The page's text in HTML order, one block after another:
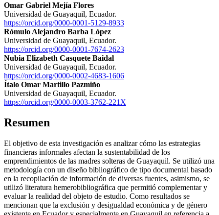
Omar Gabriel Mejía Flores
Universidad de Guayaquil, Ecuador.
https://orcid.org/0000-0001-5129-8933
Rómulo Alejandro Barba López
Universidad de Guayaquil, Ecuador.
https://orcid.org/0000-0001-7674-2623
Nubia Elizabeth Casquete Baidal
Universidad de Guayaquil, Ecuador.
https://orcid.org/0000-0002-4683-1606
Ítalo Omar Martillo Pazmiño
Universidad de Guayaquil, Ecuador.
https://orcid.org/0000-0003-3762-221X
Resumen
El objetivo de esta investigación es analizar cómo las estrategias
financieras informales afectan la sustentabilidad de los
emprendimientos de las madres solteras de Guayaquil. Se utilizó una
metodología con un diseño bibliográfico de tipo documental basado
en la recopilación de información de diversas fuentes, asimismo, se
utilizó literatura hemerobibliográfica que permitió complementar y
evaluar la realidad del objeto de estudio. Como resultados se
mencionan que la exclusión y desigualdad económica y de género